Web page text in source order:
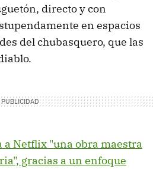
directo y con
en espacios
del chubasquero, que las
a Netflix "una obra maestra
gracias a un enfoque